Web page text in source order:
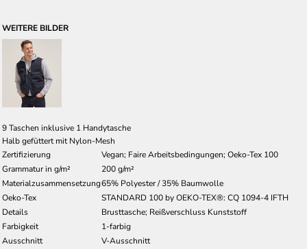
WEITERE BILDER
9 Taschen inklusive 1 Handytasche
Halb gefüttert mit Nylon-Mesh
Zertifizierung
Vegan; Faire Arbeitsbedingungen; Oeko-Tex 100
Grammatur in g/m²
200 g/m²
Materialzusammensetzung65% Polyester / 35% Baumwolle
Oeko-Tex
STANDARD 100 by OEKO-TEX®: CQ 1094-4 IFTH
Details
Brusttasche; Reißverschluss Kunststoff
Farbigkeit
1-farbig
Ausschnitt
V-Ausschnitt